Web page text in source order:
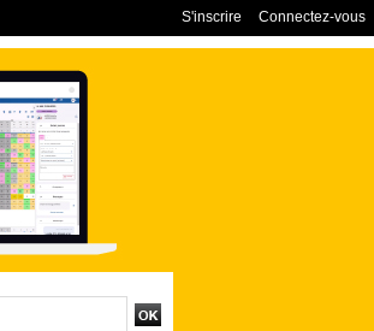
Connectez-vous
S'inscrire